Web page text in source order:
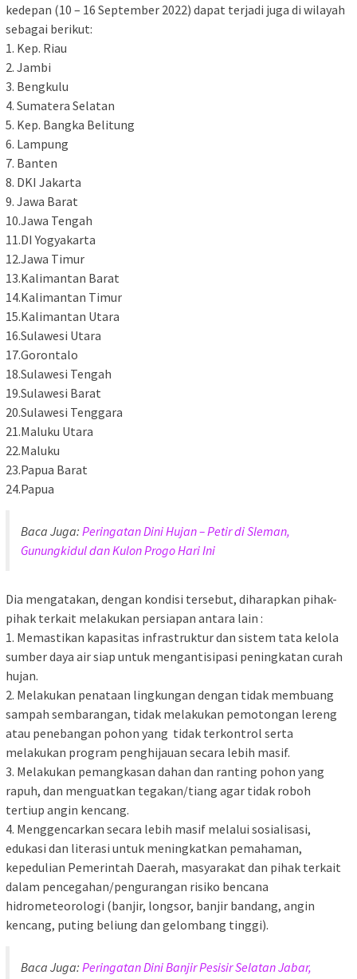
kedepan (10 – 16 September 2022) dapat terjadi juga di wilayah
sebagai berikut:
1. Kep. Riau
2. Jambi
3. Bengkulu
4. Sumatera Selatan
5. Kep. Bangka Belitung
6. Lampung
7. Banten
8. DKI Jakarta
9. Jawa Barat
10.Jawa Tengah
11.DI Yogyakarta
12.Jawa Timur
13.Kalimantan Barat
14.Kalimantan Timur
15.Kalimantan Utara
16.Sulawesi Utara
17.Gorontalo
18.Sulawesi Tengah
19.Sulawesi Barat
20.Sulawesi Tenggara
21.Maluku Utara
22.Maluku
23.Papua Barat
24.Papua
Baca Juga: Peringatan Dini Hujan – Petir di Sleman,
Gunungkidul dan Kulon Progo Hari Ini
Dia mengatakan, dengan kondisi tersebut, diharapkan pihak-
pihak terkait melakukan persiapan antara lain :
1. Memastikan kapasitas infrastruktur dan sistem tata kelola
sumber daya air siap untuk mengantisipasi peningkatan curah
hujan.
2. Melakukan penataan lingkungan dengan tidak membuang
sampah sembarangan, tidak melakukan pemotongan lereng
atau penebangan pohon yang tidak terkontrol serta
melakukan program penghijauan secara lebih masif.
3. Melakukan pemangkasan dahan dan ranting pohon yang
rapuh, dan menguatkan tegakan/tiang agar tidak roboh
tertiup angin kencang.
4. Menggencarkan secara lebih masif melalui sosialisasi,
edukasi dan literasi untuk meningkatkan pemahaman,
kepedulian Pemerintah Daerah, masyarakat dan pihak terkait
dalam pencegahan/pengurangan risiko bencana
hidrometeorologi (banjir, longsor, banjir bandang, angin
kencang, puting beliung dan gelombang tinggi).
Baca Juga: Peringatan Dini Banjir Pesisir Selatan Jabar,